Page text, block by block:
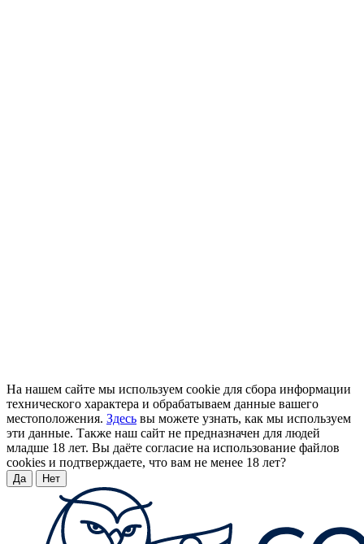
На нашем сайте мы используем cookie для сбора информации
технического характера и обрабатываем данные вашего
местоположения. Здесь вы можете узнать, как мы используем
эти данные. Также наш сайт не предназначен для людей
младше 18 лет. Вы даёте согласие на использование файлов
cookies и подтверждаете, что вам не менее 18 лет?
Да Нет